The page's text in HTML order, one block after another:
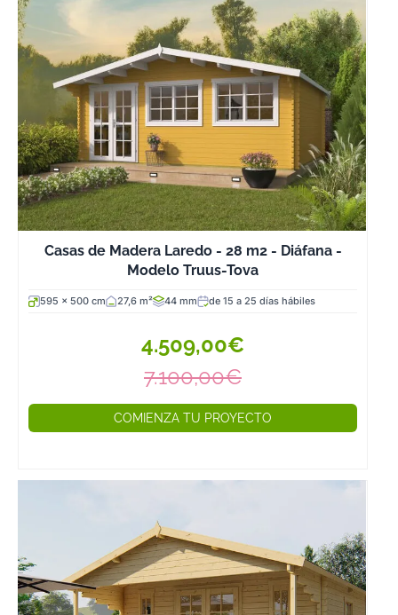
Casas de Madera Laredo - 28 m2 - Diáfana -
Modelo Truus-Tova
595 x 500 cm 27,6 m² 44 mm de 15 a 25 días hábiles
4.509,00€
7.100,00€
COMIENZA TU PROYECTO